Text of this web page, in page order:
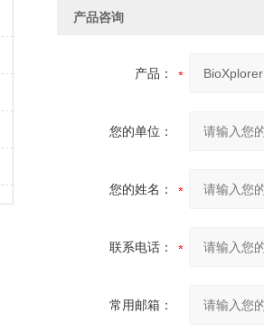
产品咨询
产品：
您的单位：
您的姓名：
联系电话：
常用邮箱：